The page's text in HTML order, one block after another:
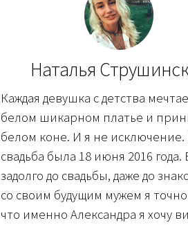
Наталья
Каждая девушка с детства
белом шикарном платье и
белом коне. И я не
свадьба была 18 июня 2016 года.
задолго до свадьбы, даже до
со своим будущим мужем я
что именно Александра я хочу